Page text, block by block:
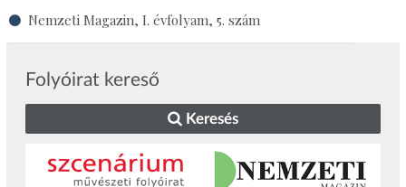
Nemzeti Magazin, I. évfolyam, 5. szám
Folyóirat kereső
Keresés